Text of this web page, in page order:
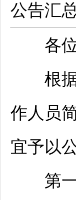
公告汇
各位
根据
作人员
宜予以
第一